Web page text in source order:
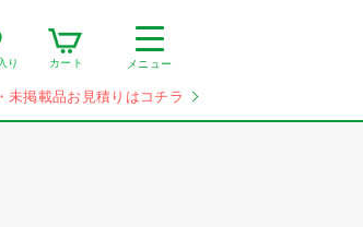
り カート メニュー
未掲載品お見積りはコチラ